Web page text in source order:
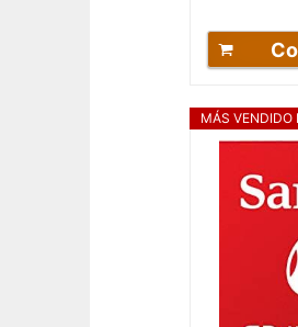
MÁS VENDIDO